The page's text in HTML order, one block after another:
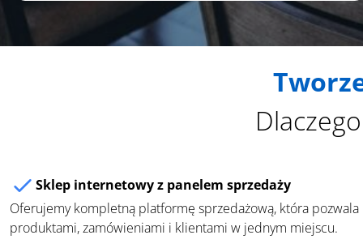
Sklep internetowy z panelem sprzedaży
Oferujemy kompletną platformę sprzedażową, która pozwala
produktami, zamówieniami i klientami w jednym miejscu.